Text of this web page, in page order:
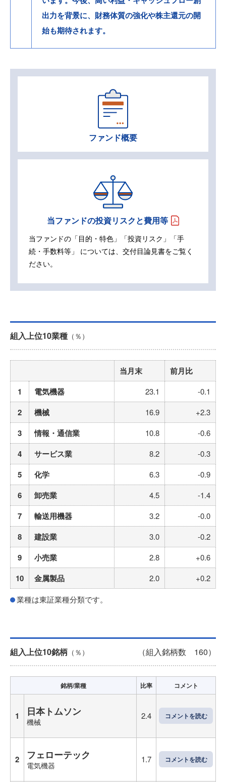
出力を背景に、財務体質の強化や株主還元の開
始も期待されます。
ファンド概要
当ファンドの投資リスクと費用等
当ファンドの「目的・特色」「投資リスク」「手
続・手数料等」
については、交付目論見書をご覧く
ださい。
組入上位10業種 （％）
当月末
前月比
1
電気機器 23.1 -0.1
2 機械 16.9 +2.3
3 情報・通信業 10.8 -0.6
4 サービス業 8.2 -0.3
5 化学 6.3 -0.9
6 卸売業 4.5 -1.4
7 輸送用機器 3.2 -0.0
8 建設業 3.0 -0.2
9 小売業 2.8 +0.6
10 金属製品 2.0
+0.2
業種は東証業種分類です。
組入上位10銘柄 （％） （組入銘柄数 160）
銘柄/業種 比率 コメント
1 日本トムソン
機械
2.4 コメントを読む
2 フェローテック
電気機器
1.7 コメントを読む